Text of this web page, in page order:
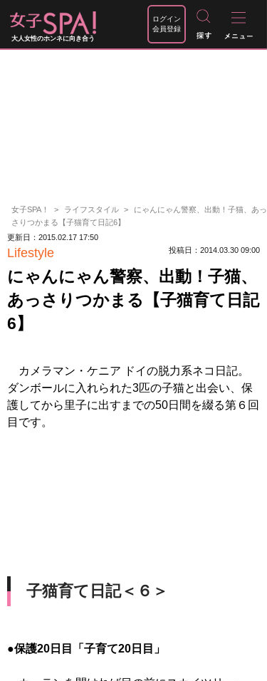
大人女性のホンネに向き合う
ログイン
会員登録
女子SPA！ ライフスタイル
にゃんにゃん警察、出動！子猫、あっ
さりつかまる【子猫育て日記6】
更新日：2015.02.17 17:50
Lifestyle 投稿日：2014.03.30 09:00
にゃんにゃん警察、出動！子猫、
あっさりつかまる【子猫育て日記
6】
カメラマン・ケニア ドイの脱力系ネコ日記。
ダンボールに入れられた3匹の子猫と出会い、保
護してから里子に出すまでの50日間を綴る第６回
目です。
子猫育て日記＜６＞
●保護20日目「子育て20日目」